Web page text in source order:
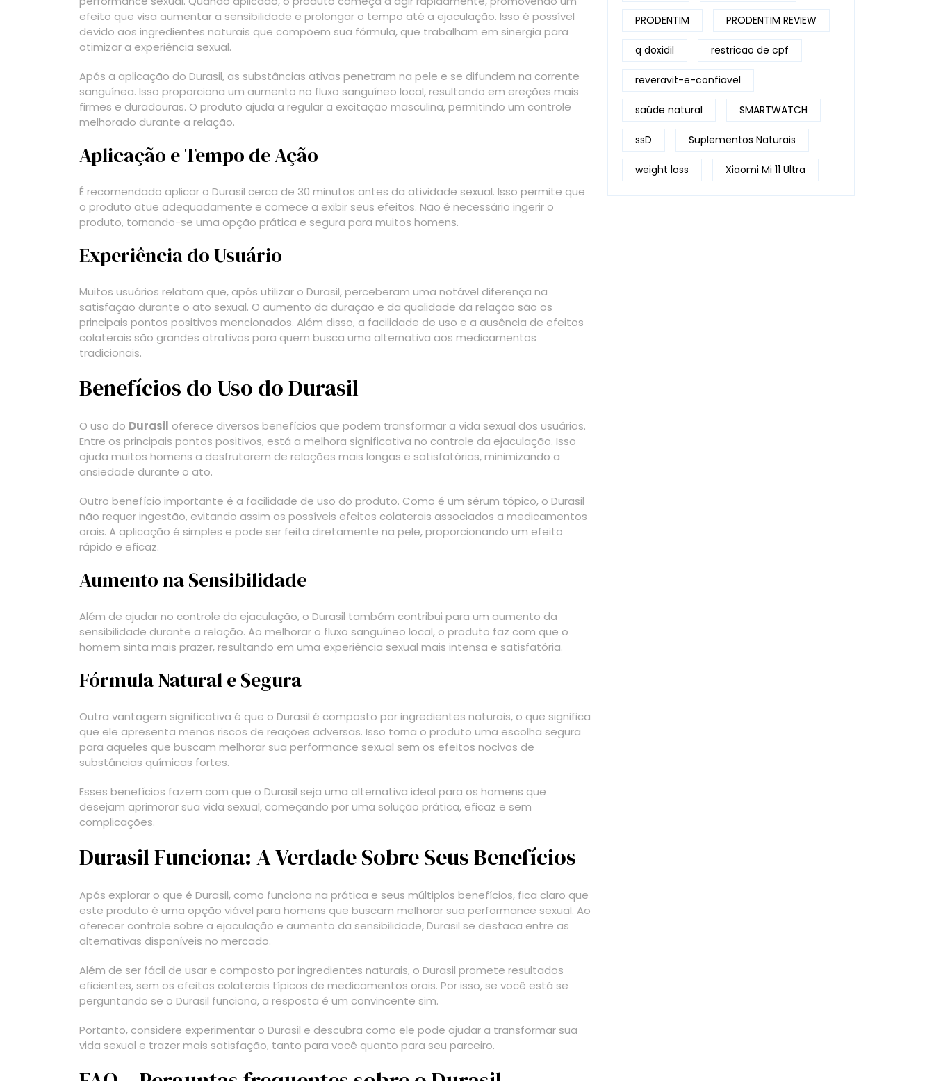
efeito que visa aumentar a sensibilidade e prolongar o tempo até a ejaculação. Isso é possível
devido aos ingredientes naturais que compõem sua fórmula, que trabalham em sinergia para
otimizar a experiência sexual.
Após a aplicação do Durasil, as substâncias ativas penetram na pele e se difundem na corrente
sanguínea. Isso proporciona um aumento no fluxo sanguíneo local, resultando em ereções mais
firmes e duradouras. O produto ajuda a regular a excitação masculina, permitindo um controle
melhorado durante a relação.
Aplicação e Tempo de Ação
É recomendado aplicar o Durasil cerca de 30 minutos antes da atividade sexual. Isso permite que
o produto atue adequadamente e comece a exibir seus efeitos. Não é necessário ingerir o
produto, tornando-se uma opção prática e segura para muitos homens.
Experiência do Usuário
Muitos usuários relatam que, após utilizar o Durasil, perceberam uma notável diferença na
satisfação durante o ato sexual. O aumento da duração e da qualidade da relação são os
principais pontos positivos mencionados. Além disso, a facilidade de uso e a ausência de efeitos
colaterais são grandes atrativos para quem busca uma alternativa aos medicamentos
tradicionais.
Benefícios do Uso do Durasil
O uso do Durasil oferece diversos benefícios que podem transformar a vida sexual dos usuários.
Entre os principais pontos positivos, está a melhora significativa no controle da ejaculação. Isso
ajuda muitos homens a desfrutarem de relações mais longas e satisfatórias, minimizando a
ansiedade durante o ato.
Outro benefício importante é a facilidade de uso do produto. Como é um sérum tópico, o Durasil
não requer ingestão, evitando assim os possíveis efeitos colaterais associados a medicamentos
orais. A aplicação é simples e pode ser feita diretamente na pele, proporcionando um efeito
rápido e eficaz.
Aumento na Sensibilidade
Além de ajudar no controle da ejaculação, o Durasil também contribui para um aumento da
sensibilidade durante a relação. Ao melhorar o fluxo sanguíneo local, o produto faz com que o
homem sinta mais prazer, resultando em uma experiência sexual mais intensa e satisfatória.
Fórmula Natural e Segura
Outra vantagem significativa é que o Durasil é composto por ingredientes naturais, o que significa
que ele apresenta menos riscos de reações adversas. Isso torna o produto uma escolha segura
para aqueles que buscam melhorar sua performance sexual sem os efeitos nocivos de
substâncias químicas fortes.
Esses benefícios fazem com que o Durasil seja uma alternativa ideal para os homens que
desejam aprimorar sua vida sexual, começando por uma solução prática, eficaz e sem
complicações.
Durasil Funciona: A Verdade Sobre Seus Benefícios
Após explorar o que é Durasil, como funciona na prática e seus múltiplos benefícios, fica claro que
este produto é uma opção viável para homens que buscam melhorar sua performance sexual. Ao
oferecer controle sobre a ejaculação e aumento da sensibilidade, Durasil se destaca entre as
alternativas disponíveis no mercado.
Além de ser fácil de usar e composto por ingredientes naturais, o Durasil promete resultados
eficientes, sem os efeitos colaterais típicos de medicamentos orais. Por isso, se você está se
perguntando se o Durasil funciona, a resposta é um convincente sim.
Portanto, considere experimentar o Durasil e descubra como ele pode ajudar a transformar sua
vida sexual e trazer mais satisfação, tanto para você quanto para seu parceiro.
PRODENTIM PRODENTIM REVIEW
q doxidil restricao de cpf
reveravit-e-confiavel
saúde natural SMARTWATCH
ssD Suplementos Naturais
weight loss Xiaomi Mi 11 Ultra